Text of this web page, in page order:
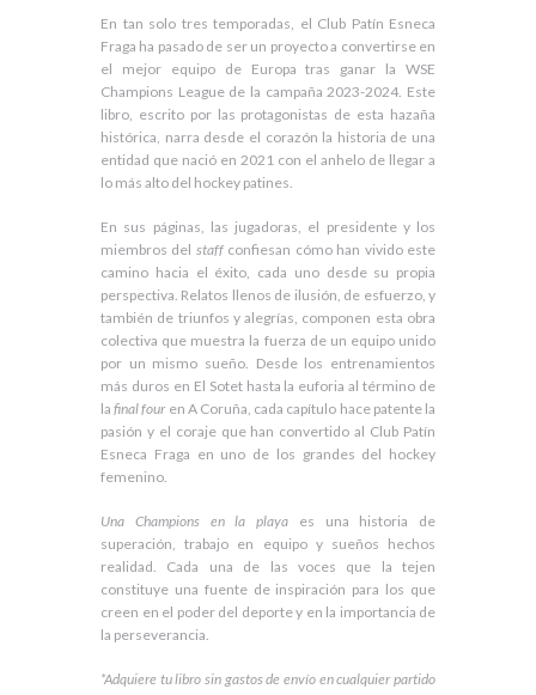
En tan solo tres temporadas, el Club Patín Esneca
Fraga ha pasado de ser un proyecto a convertirse en
el mejor equipo de Europa tras ganar la WSE
Champions League de la campaña 2023-2024. Este
libro, escrito por las protagonistas de esta hazaña
histórica, narra desde el corazón la historia de una
entidad que nació en 2021 con el anhelo de llegar a
lo más alto del hockey patines.
En sus páginas, las jugadoras, el presidente y los
miembros del staffconfiesan cómo han vivido este
camino hacia el éxito, cada uno desde su propia
perspectiva. Relatos llenos de ilusión, de esfuerzo, y
también de triunfos y alegrías, componen esta obra
colectiva que muestra la fuerza de un equipo unido
por un mismo sueño. Desde los entrenamientos
más duros en El Sotet hasta la euforia al término de
lafinal four en A Coruña, cada capítulo hace patente la
pasión y el coraje que han convertido al Club Patín
Esneca Fraga en uno de los grandes del hockey
femenino.
Una Champions en la playa es una historia de
superación, trabajo en equipo y sueños hechos
realidad. Cada una de las voces que la tejen
constituye una fuente de inspiración para los que
creen en el poder del deporte y en la importancia de
la perseverancia.
*Adquiere tu libro sin gastos de envío en cualquier partido